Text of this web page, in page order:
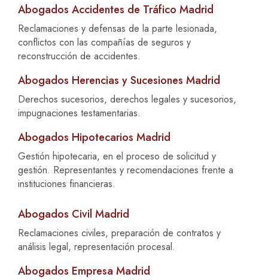
Abogados Accidentes de Tráfico Madrid
Reclamaciones y defensas de la parte lesionada,
conflictos con las compañías de seguros y
reconstrucción de accidentes.
Abogados Herencias y Sucesiones Madrid
Derechos sucesorios, derechos legales y sucesorios,
impugnaciones testamentarias.
Abogados Hipotecarios Madrid
Gestión hipotecaria, en el proceso de solicitud y
gestión. Representantes y recomendaciones frente a
instituciones financieras.
Abogados Civil Madrid
Reclamaciones civiles, preparación de contratos y
análisis legal, representación procesal.
Abogados Empresa Madrid